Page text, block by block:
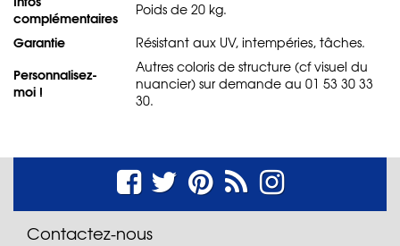
complémentaires
Poids de 20 kg.
Garantie Résistant aux UV, intempéries, tâches.
Personnalisez-
moi !
Autres coloris de structure (cf visuel du
nuancier) sur demande au 01 53 30 33
30.
Contactez-nous